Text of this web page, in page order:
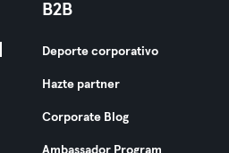
B2B
Deporte corporativo
Hazte partner
Corporate Blog
Ambassador Program